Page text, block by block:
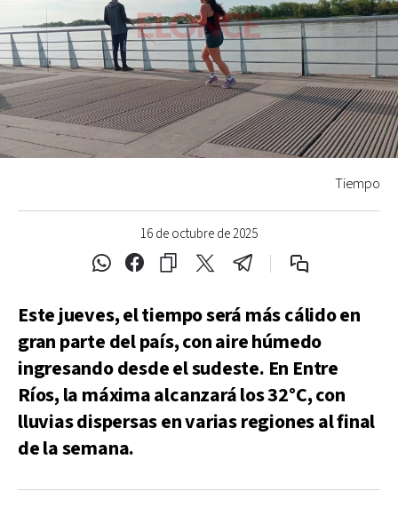
16 de octubre de 2025
Tiempo
Este jueves, el tiempo será más cálido en
gran parte del país, con aire húmedo
ingresando desde el sudeste. En Entre
Ríos, la máxima alcanzará los 32°C, con
lluvias dispersas en varias regiones al final
de la semana.